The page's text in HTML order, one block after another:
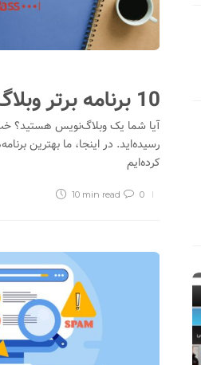
10 برنامه برتر وبلاگ‌نویسی
آیا شما یک وبلاگ‌نویس هستید؟
رسیده‌اید. در اینجا، ما بهترین
کرده‌ایم
0
10 min read
فروش بدون احراز
معرفی صرافی رمزارز
(Indodax)